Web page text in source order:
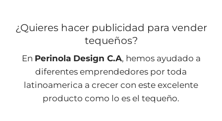
¿Quieres hacer publicidad para vender
tequeños?
En Perinola Design C.A, hemos ayudado a
diferentes emprendedores por toda
latinoamerica a crecer con este excelente
producto como lo es el tequeño.